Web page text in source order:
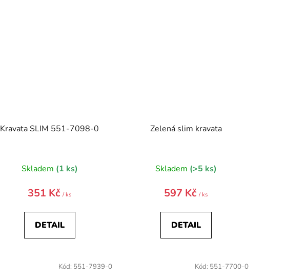
Kravata SLIM 551-7098-0
Skladem (1 ks)
351 Kč/ ks
DETAIL
Zelená slim kravata
Skladem (>5 ks)
597 Kč/ ks
DETAIL
Kód: 551-7939-0 Kód: 551-7700-0